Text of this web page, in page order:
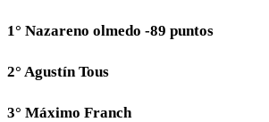
1° Nazareno olmedo -89 puntos
2° Agustín Tous
3° Máximo Franch